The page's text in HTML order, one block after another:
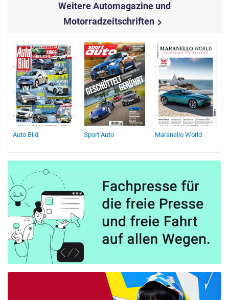
Weitere Automagazine und
Motorradzeitschriftenchevron_right
Auto Bild Sport Auto Maranello World